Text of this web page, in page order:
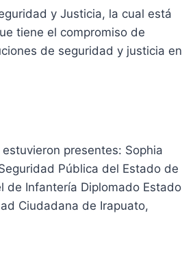
y Justicia, la cual está
tiene el compromiso de
de seguridad y justicia en
presentes: Sophia
Pública del Estado de
de Infantería Diplomado Estado
Ciudadana de Irapuato,